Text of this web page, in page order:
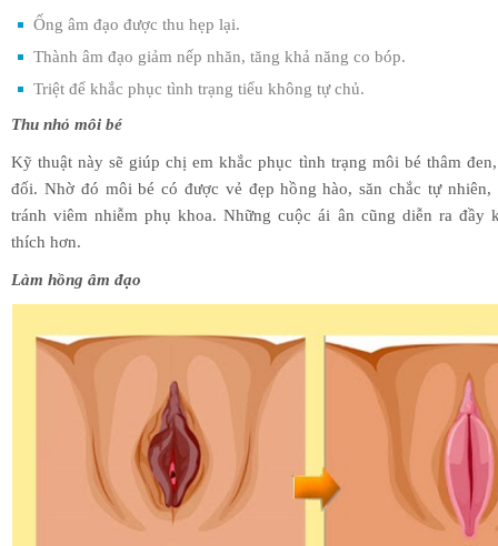
Ống âm đạo được thu hẹp lại.
Thành âm đạo giảm nếp nhăn, tăng khả năng co bóp.
Triệt để khắc phục tình trạng tiểu không tự chủ.
Thu nhỏ môi bé
Kỹ thuật này sẽ giúp chị em khắc phục tình trạng môi bé thâm
đối. Nhờ đó môi bé có được vẻ đẹp hồng hào, săn chắc tự nhiên,
tránh viêm nhiễm phụ khoa. Những cuộc ái ân cũng diễn ra đầy
thích hơn.
Làm hồng âm đạo